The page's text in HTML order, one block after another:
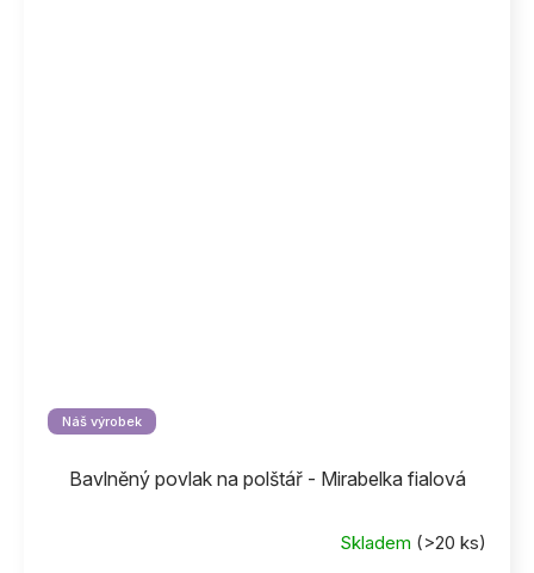
Náš výrobek
Bavlněný povlak na polštář - Mirabelka fialová
Skladem (>20 ks)